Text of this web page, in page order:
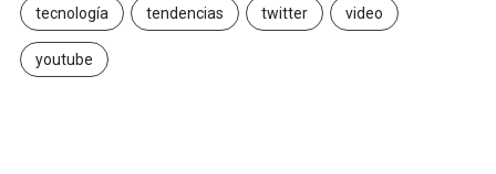
tecnología tendencias twitter video
youtube